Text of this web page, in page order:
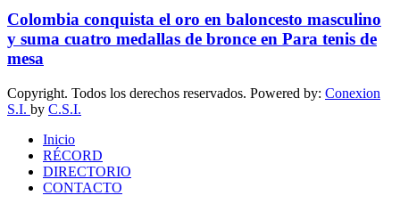
Colombia conquista el oro en baloncesto masculino
y suma cuatro medallas de bronce en Para tenis de
mesa
Copyright. Todos los derechos reservados. Powered by: Conexion
S.I. by C.S.I.
Inicio
RÉCORD
DIRECTORIO
CONTACTO